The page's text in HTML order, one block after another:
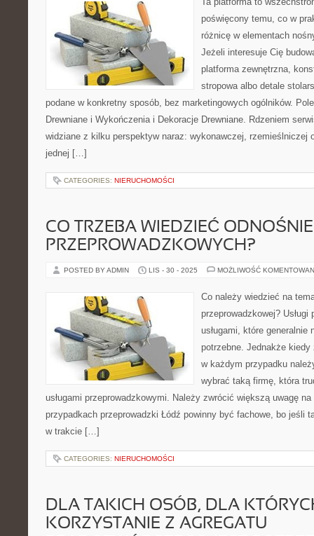
poświęcony temu, co w
różnicę w elementach
Jeżeli interesuje Cię
platforma zewnętrzna,
stropowa albo detale
podane w konkretny sposób, bez marketingowych ogólników.
Drewniane i Wykończenia i Dekoracje Drewniane. Rdzeniem
widziane z kilku perspektyw naraz: wykonawczej, rzemieślniczej
jednej […]
CATEGORIES: NIERUCHOMOŚCI
CO TRZEBA WIEDZIEĆ
PRZEPROWADZKOWYCH?
POSTED BY ADMIN LIS - 30 - 2025 MOŻLIWOŚĆ
Co należy wiedzieć na
przeprowadzkowej?
usługami, które
potrzebne. Jednakże
w każdym przypadku
wybrać taką firmę, która
usługami przeprowadzkowymi. Należy zwrócić większą uwagę
przypadkach przeprowadzki Łódź powinny być fachowe, bo jeśli
w trakcie […]
CATEGORIES: NIERUCHOMOŚCI
DLA TAKICH OSÓB, DLA
KORZYSTANIE Z AGREGATU